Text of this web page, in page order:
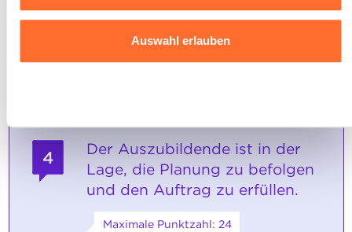
schwebende Symbol unten links auf jeder Seite der
Ausführlichere Informationen darüber, wie wir Cookies
Auswahl erlauben
Der Auszubildende hat die alternative
Methode kohärent benannt. Die
4
Der Auszubildende ist in der
Lage, die Planung zu befolgen
und den Auftrag zu erfüllen.
Maximale Punktzahl: 24